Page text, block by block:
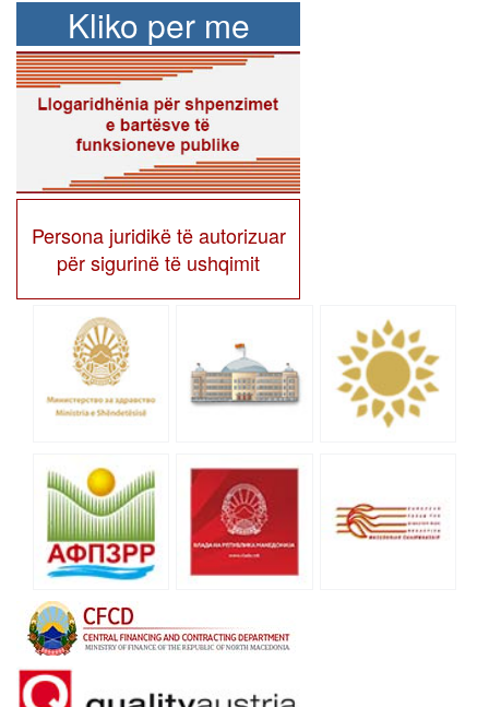
Kliko per me
shume
Persona juridikë të autorizuar
për sigurinë të ushqimit